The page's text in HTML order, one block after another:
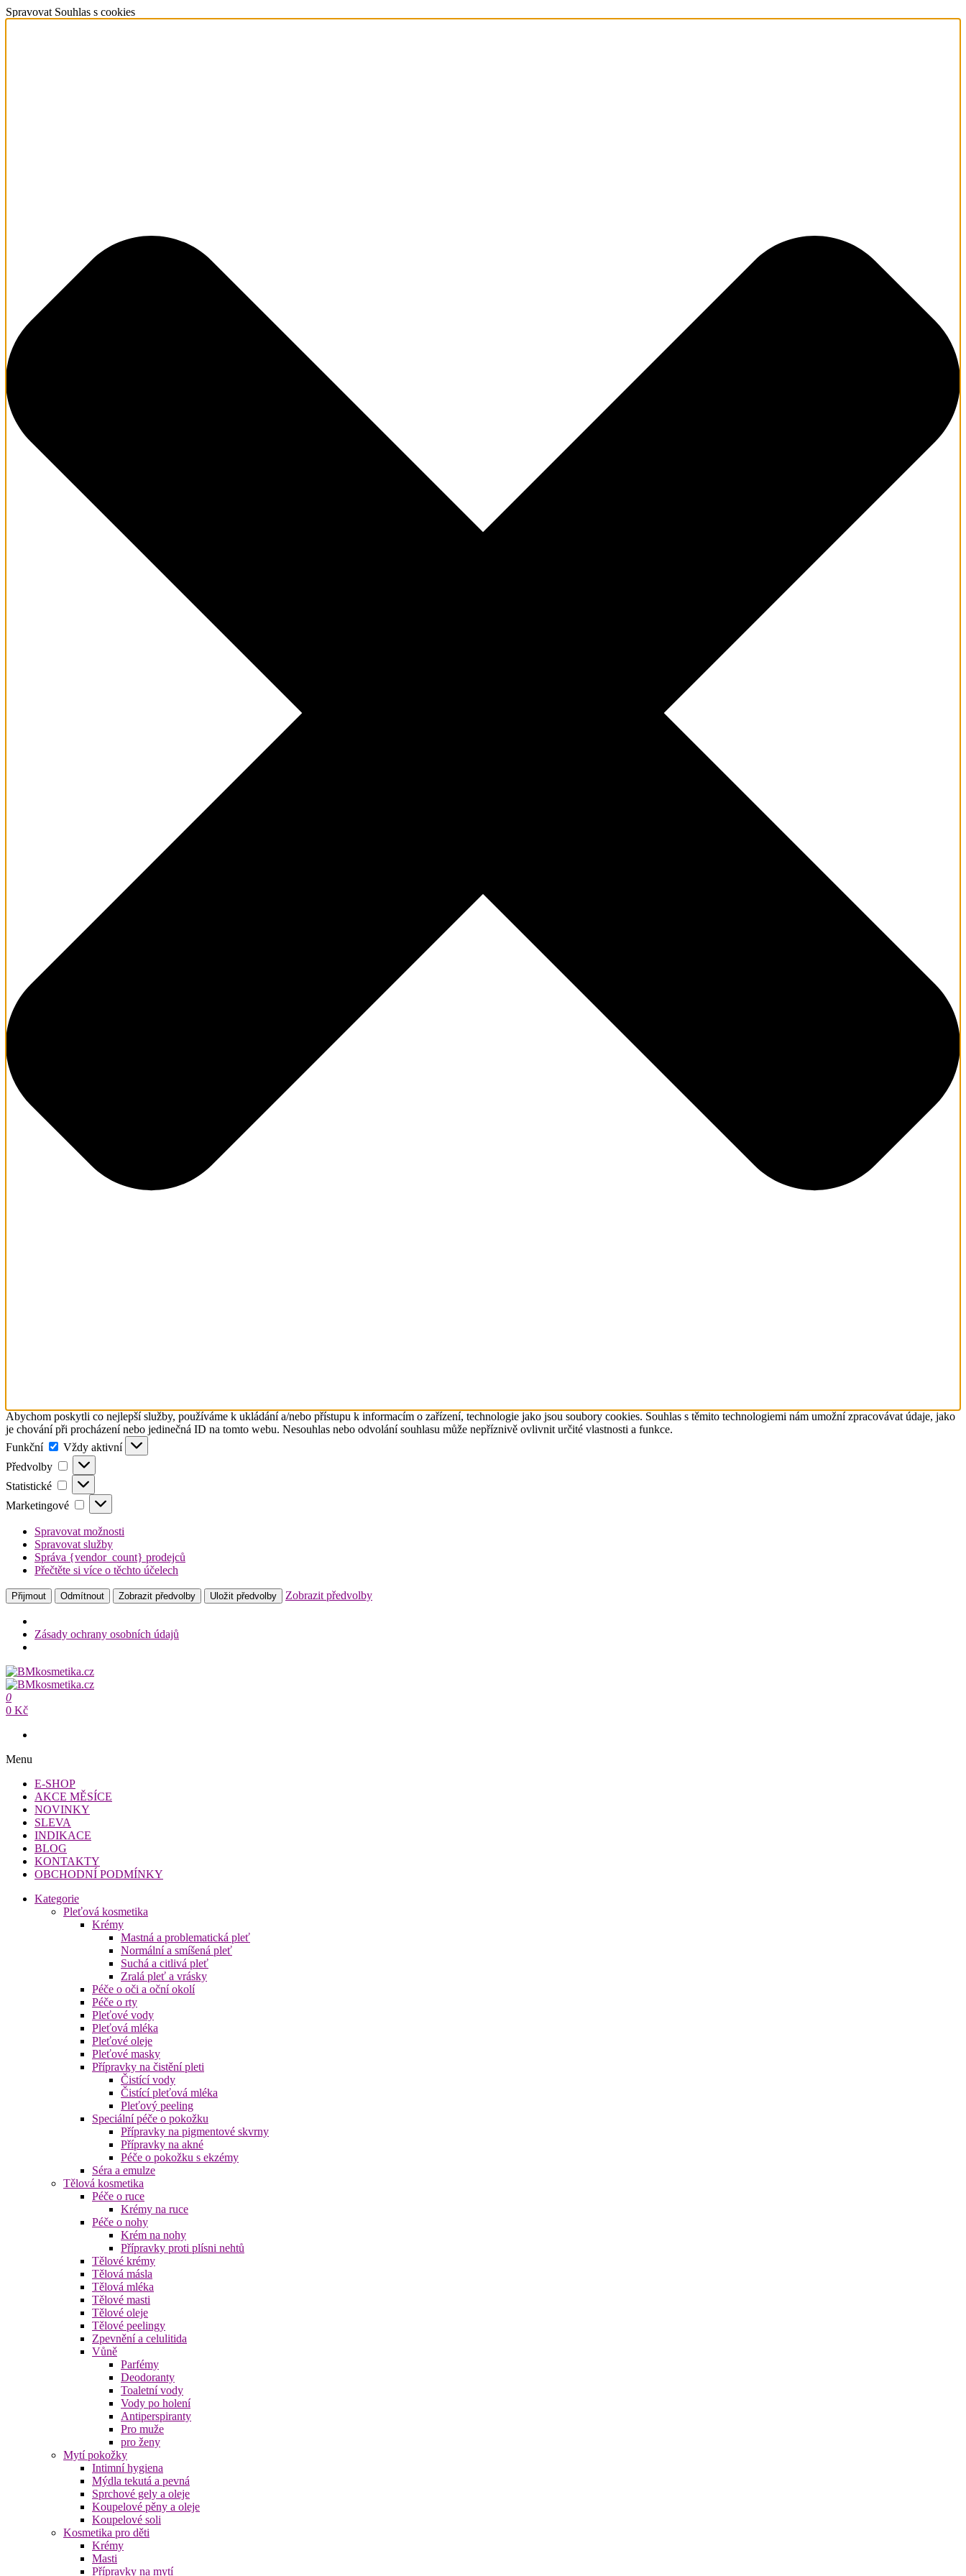
Spravovat Souhlas s cookies
Abychom poskytli co nejlepší služby, používáme k ukládání a/nebo přístupu k informacím o zařízení, technologie jako jsou soubory cookies. Souhlas s těmito technologiemi nám umožní zpracovávat údaje, jako
je chování při procházení nebo jedinečná ID na tomto webu. Nesouhlas nebo odvolání souhlasu může nepříznivě ovlivnit určité vlastnosti a funkce.
Funkční
Funkční
Vždy aktivní
Předvolby
Předvolby
Statistické Statistické
Marketingové Marketingové
Spravovat možnosti
Spravovat služby
Správa {vendor_count} prodejců
Přečtěte si více o těchto účelech
Přijmout Odmítnout Zobrazit předvolby Uložit předvolby Zobrazit předvolby
Zásady ochrany osobních údajů
Přeskočit
na
obsah
BMkosmetika.cz
BMkosmetika.cz
0
0 Kč
Menu
E-SHOP
AKCE MĚSÍCE
NOVINKY
SLEVA
INDIKACE
BLOG
KONTAKTY
OBCHODNÍ PODMÍNKY
Kategorie
Pleťová kosmetika
Krémy
Mastná a problematická pleť
Normální a smíšená pleť
Suchá a citlivá pleť
Zralá pleť a vrásky
Péče o oči a oční okolí
Péče o rty
Pleťové vody
Pleťová mléka
Pleťové oleje
Pleťové masky
Přípravky na čistění pleti
Čistící vody
Čistící pleťová mléka
Pleťový peeling
Speciální péče o pokožku
Přípravky na pigmentové skvrny
Přípravky na akné
Péče o pokožku s ekzémy
Séra a emulze
Tělová kosmetika
Péče o ruce
Krémy na ruce
Péče o nohy
Krém na nohy
Přípravky proti plísni nehtů
Tělové krémy
Tělová másla
Tělová mléka
Tělové masti
Tělové oleje
Tělové peelingy
Zpevnění a celulitida
Vůně
Parfémy
Deodoranty
Toaletní vody
Vody po holení
Antiperspiranty
Pro muže
pro ženy
Mytí pokožky
Intimní hygiena
Mýdla tekutá a pevná
Sprchové gely a oleje
Koupelové pěny a oleje
Koupelové soli
Kosmetika pro děti
Krémy
Masti
Přípravky na mytí